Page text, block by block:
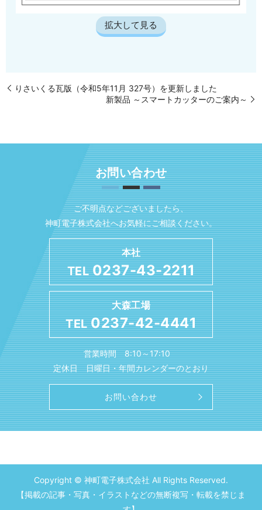
拡大して見る
りさいくる瓦版（令和5年11月 327号）を更新しました
新製品 ～スマートカッターのご案内～
お問い合わせ
ご不明点などございましたら、
神町電子株式会社へお気軽にご相談ください。
本社
TEL0237-43-2211
大森工場
TEL0237-42-4441
営業時間 8:10～17:10
定休日 日曜日・年間カレンダーのとおり
お問い合わせ
Copyright © 神町電子株式会社 All Rights Reserved.
【掲載の記事・写真・イラストなどの無断複写・転載を禁じま